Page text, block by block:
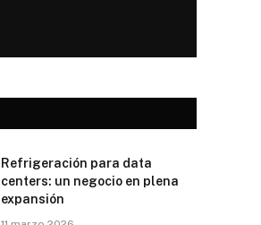
Refrigeración para data
centers: un negocio en plena
expansión